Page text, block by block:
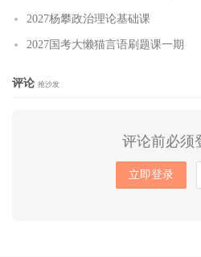
2027杨攀政治理论基础课
2027国考大懒猫言语刷题课一期
评论 抢沙发
评论前必须
立即登录